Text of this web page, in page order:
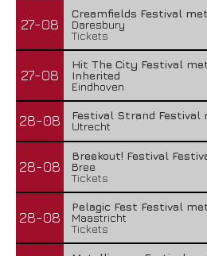
27-08
Creamfields Festival
Daresbury
Tickets
27-08
Hit The City Festival
Inherited
Eindhoven
28-08
Festival Strand Festival
Utrecht
28-08
Breekout! Festival
Bree
Tickets
28-08
Pelagic Fest Festival
Maastricht
Tickets